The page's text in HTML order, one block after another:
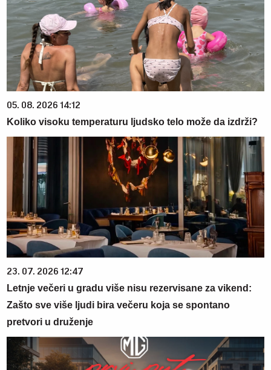
05. 08. 2026 14:12
Koliko visoku temperaturu ljudsko telo može da izdrži?
23. 07. 2026 12:47
Letnje večeri u gradu više nisu rezervisane za vikend:
Zašto sve više ljudi bira večeru koja se spontano
pretvori u druženje